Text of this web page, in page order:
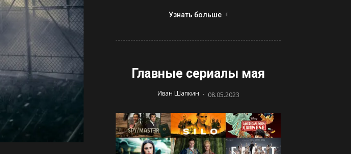
Узнать больше
Главные сериалы мая
Иван Шапкин - 08.05.2023